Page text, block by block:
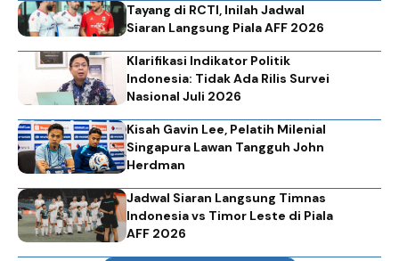
Tayang di RCTI, Inilah Jadwal
Siaran Langsung Piala AFF 2026
Klarifikasi Indikator Politik
Indonesia: Tidak Ada Rilis Survei
Nasional Juli 2026
Kisah Gavin Lee, Pelatih Milenial
Singapura Lawan Tangguh John
Herdman
Jadwal Siaran Langsung Timnas
Indonesia vs Timor Leste di Piala
AFF 2026